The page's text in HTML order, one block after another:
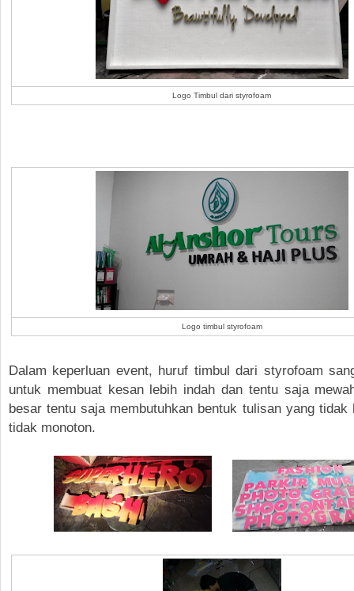
Logo Timbul dari styrofoam
Logo timbul styrofoam
Dalam keperluan event, huruf timbul dari styrofoam
untuk membuat kesan lebih indah dan tentu saja
besar tentu saja membutuhkan bentuk tulisan yang tidak
tidak monoton.